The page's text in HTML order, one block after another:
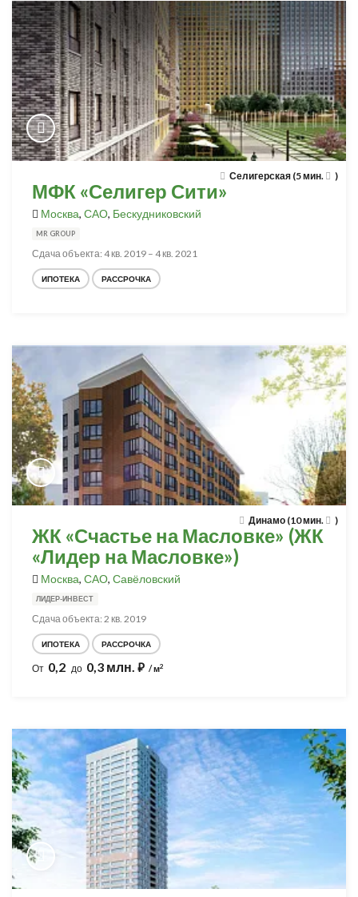
Селигерская (5 мин. )
МФК «Селигер Сити»
Москва, САО, Бескудниковский
MR GROUP
Сдача объекта: 4 кв. 2019 – 4 кв. 2021
ИПОТЕКА РАССРОЧКА
Динамо (10 мин. )
ЖК «Счастье на Масловке» (ЖК
«Лидер на Масловке»)
Москва, САО, Савёловский
ЛИДЕР-ИНВЕСТ
Сдача объекта: 2 кв. 2019
ИПОТЕКА РАССРОЧКА
От 0,2 до 0,3 млн. ⃏ / м2